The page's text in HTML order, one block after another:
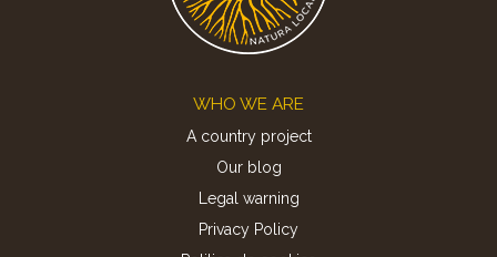
WHO WE ARE
A country project
Our blog
Legal warning
Privacy Policy